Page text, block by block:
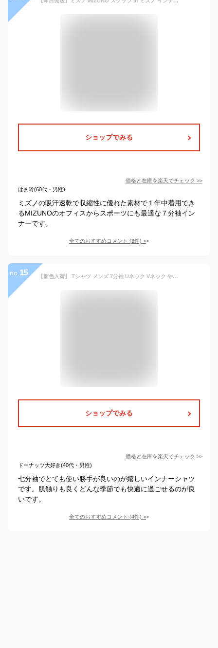
ショップでみる
価格と在庫を楽天でチェック >>
はま玲(60代・男性)
ミズノの吸汗速乾で収縮性に優れた素材で１年中着用でき
るMIZUNOのオフィスからスポーツにも最適な７分袖イン
ナーです。
全てのおすすめコメント (3件) >
no. 15 【新色入荷】 Tシャツ メンズ 7分袖 Uネック Vネック やわらか素材 黒 白 ネイビー グレー ブラック ホワイト スムース 丸首 V首 カットソー ベーシック M L XL インナー 綿 重ね着 大きいサイズ トップス コットン ポリエステル 長袖と半袖の中間丈 定番 父の日
ショップでみる
価格と在庫を楽天でチェック >>
ドーナッツ大好き(40代・男性)
七分袖でとても使い勝手が良いのが嬉しいインナーシャツ
です。肌触りも良くどんな季節でも快適に過ごせるのが良
いです。
全てのおすすめコメント (4件) >